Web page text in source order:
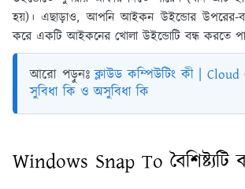
হয়)। এছাড়াও, আপনি আইকন উইন্ডোর উপরের-
করে একটি আইকনের খোলা উইন্ডোটি বন্ধ করতে
আরো পড়ুনঃক্লাউড কম্পিউটিং কী |
সুবিধা কি ও অসুবিধা কি
Windows Snap To বৈশিষ্ট্যটি